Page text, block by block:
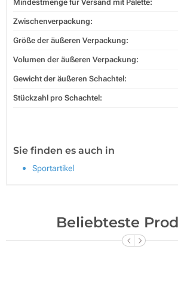
Mindestmenge für Versand mit Palette:
Zwischenverpackung:
Größe der äußeren Verpackung:
Volumen der äußeren Verpackung:
Gewicht der äußeren Schachtel:
Stückzahl pro Schachtel:
Sie finden es auch in
Sportartikel
Beliebteste